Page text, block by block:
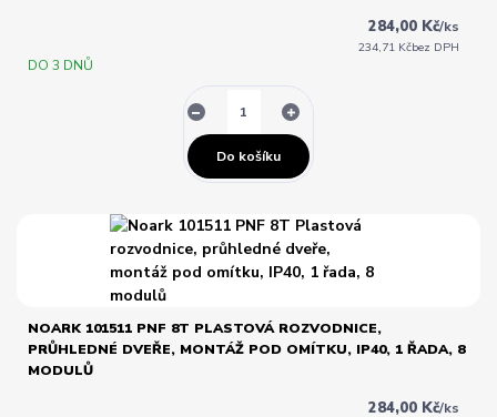
284,00 Kč/ks
234,71 Kčbez DPH
DO 3 DNŮ
Do košíku
NOARK 101511 PNF 8T PLASTOVÁ ROZVODNICE,
PRŮHLEDNÉ DVEŘE, MONTÁŽ POD OMÍTKU, IP40, 1 ŘADA, 8
MODULŮ
284,00 Kč/ks